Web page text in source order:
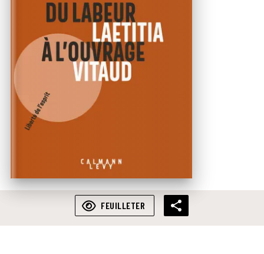
FEUILLETER